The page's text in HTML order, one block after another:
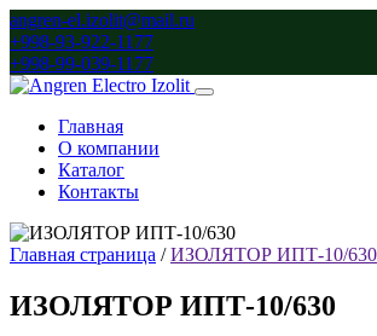
angren-el.izolit@mail.ru
+998-93-922-1177
+998-99-039-1177
Главная
О компании
Каталог
Контакты
Главная страница /ИЗОЛЯТОР ИПТ-10/630
ИЗОЛЯТОР ИПТ-10/630